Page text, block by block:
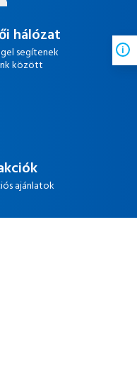
hálózat
segítenek
között
ajánlatok